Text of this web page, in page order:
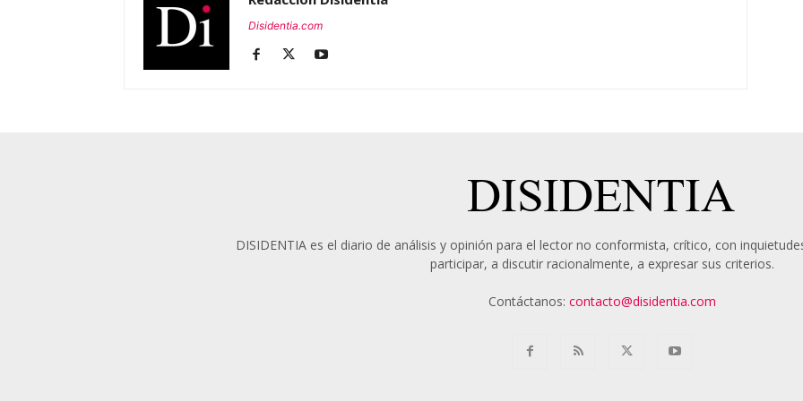
Disidentia.com
DISIDENTIA es el diario de análisis y opinión para el lector no conformista, crítico, con
participar, a discutir racionalmente, a expresar sus criterios.
Contáctanos: contacto@disidentia.com